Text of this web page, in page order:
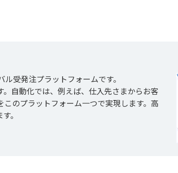
受発注プラットフォームです。
自動化では、例えば、仕入先さまからお客
のプラットフォーム一つで実現します。高
。